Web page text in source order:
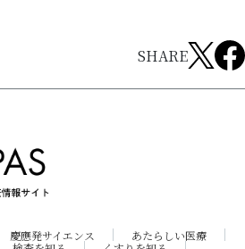
SHARE
慶應発サイエンス
あたらしい医療